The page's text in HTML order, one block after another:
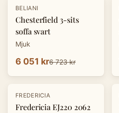
-10 %
BELIANI
Chesterfield 3-sits
soffa svart
Mjuk
6 051 kr6 723 kr
FREDERICIA
Fredericia EJ220 2062